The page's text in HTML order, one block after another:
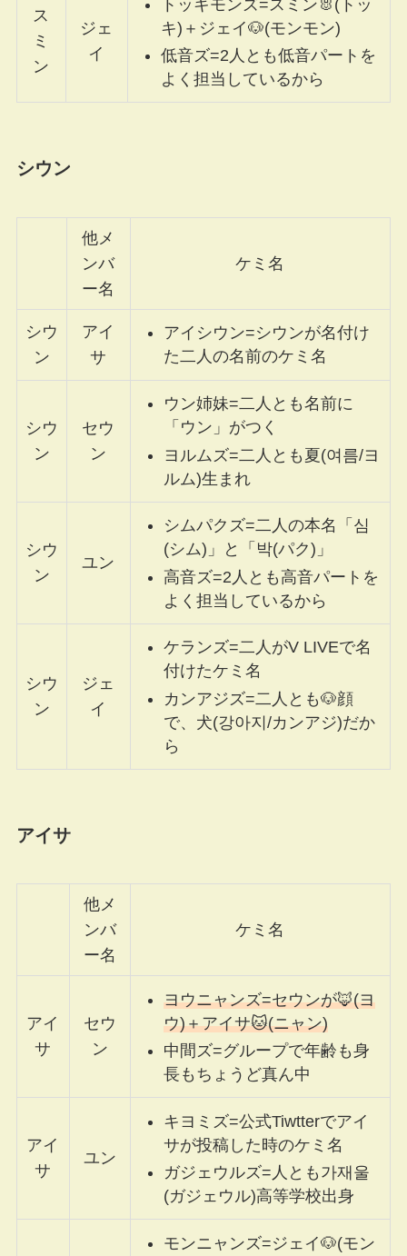
ス
ミ
ン
ジェ
イ
トッキモンズ=スミン🐰(トッ
キ)＋ジェイ🐶(モンモン)
低音ズ=2人とも低音パートを
よく担当しているから
シウン
他メ
ンバ
ー名
ケミ名
シウ
ン
アイ
サ
アイシウン=シウンが名付け
た二人の名前のケミ名
シウ
ン
セウ
ン
ウン姉妹=二人とも名前に
「ウン」がつく
ヨルムズ=二人とも夏(여름/ヨ
ルム)生まれ
シウ
ン
ユン
シムパクズ=二人の本名「심
(シム)」と「박(パク)」
高音ズ=2人とも高音パートを
よく担当しているから
シウ
ン
ジェ
イ
ケランズ=二人がV LIVEで名
付けたケミ名
カンアジズ=二人とも🐶顔
で、犬(강아지/カンアジ)だか
ら
アイサ
他メ
ンバ
ー名
ケミ名
アイ
サ
セウ
ン
ヨウニャンズ=セウンが🦊(ヨ
ウ)＋アイサ🐱(ニャン)
中間ズ=グループで年齢も身
長もちょうど真ん中
アイ
サ
ユン
キヨミズ=公式Tiwtterでアイ
サが投稿した時のケミ名
ガジェウルズ=人とも가재울
(ガジェウル)高等学校出身
モンニャンズ=ジェイ🐶(モン